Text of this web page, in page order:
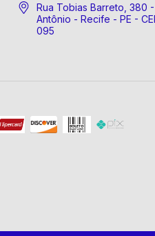
Rua Tobias Barreto, 380
Antônio - Recife - PE -
095